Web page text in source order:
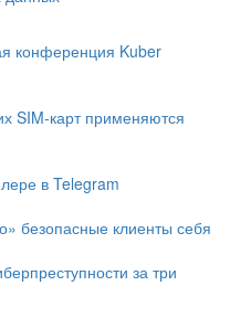
конференция Kuber
SIM-карт применяются
в Telegram
безопасные клиенты себя
за три